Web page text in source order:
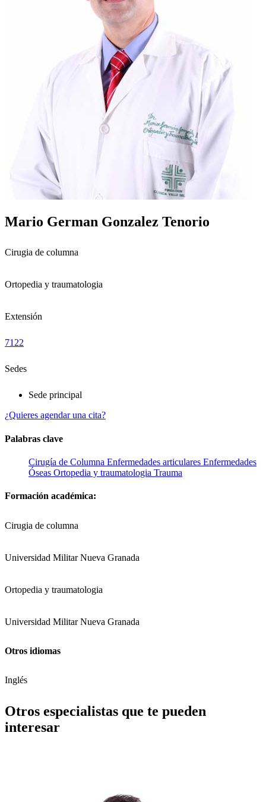
Mario German Gonzalez Tenorio
Cirugia de columna
Ortopedia y traumatologia
Extensión
7122
Sedes
Sede principal
¿Quieres agendar una cita?
Palabras clave
Cirugía de Columna Enfermedades articulares Enfermedades
Óseas Ortopedia y traumatologia Trauma
Formación académica:
Cirugia de columna
Universidad Militar Nueva Granada
Ortopedia y traumatologia
Universidad Militar Nueva Granada
Otros idiomas
Inglés
Otros especialistas que te pueden
interesar